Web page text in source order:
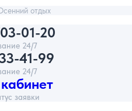
отдых
01-20
24/7
41-99
24/7
заявки